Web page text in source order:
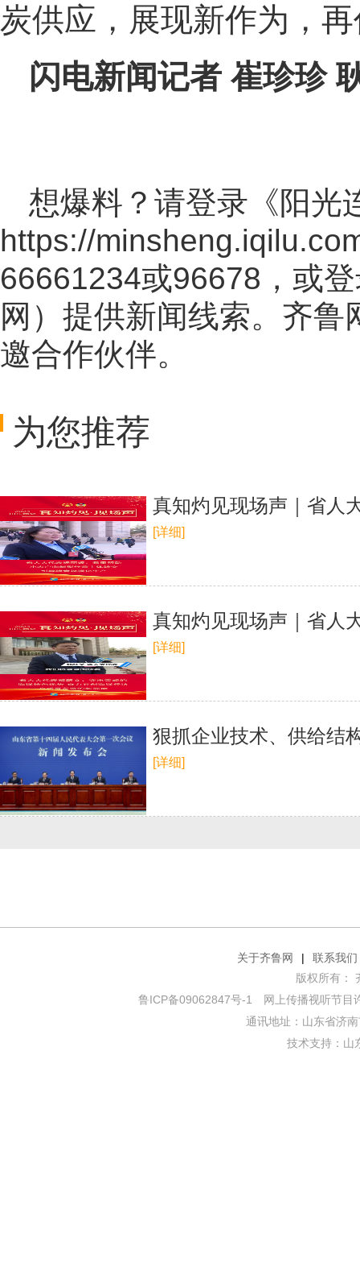
炭供应，展现新作为，再
闪电新闻记者 崔珍珍
想爆料？请登录《阳光
https://
66661234或96678，或
网 ）提供新闻线索。齐鲁
邀合作伙伴。
为您推荐
真知灼见现场声｜省人
[详细]
真知灼见现场声｜省人
[详细]
狠抓企业技术、供给结
[详细]
关于齐鲁网 |
联系我们
版权所有：
鲁ICP备09062847号-1 网上传播视听节目
通讯地址：山东省济
技术支持： 山